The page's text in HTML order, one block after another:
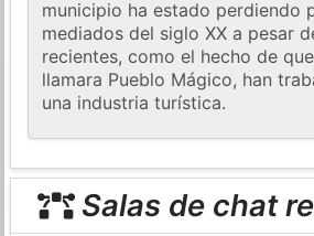
municipio ha estado perdiendo
mediados del siglo XX a pesar
recientes, como el hecho de
llamara Pueblo Mágico, han
una industria turística.
Salas de chat